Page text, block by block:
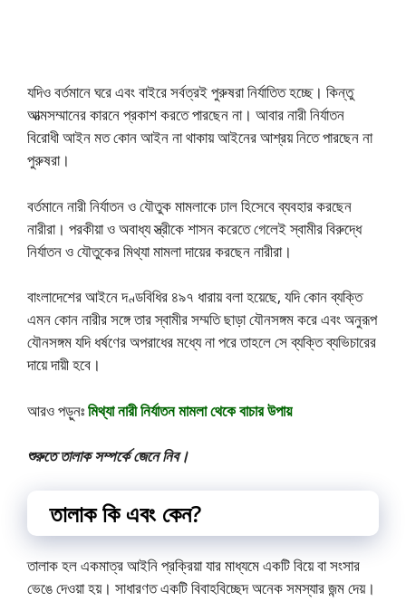
যদিও বর্তমানে ঘরে এবং বাইরে সর্বত্রই পুরুষরা নির্যাতিত হচ্ছে। কিন্তু
আত্মসম্মানের কারনে প্রকাশ করতে পারছেন না। আবার নারী নির্যাতন
বিরোধী আইন মত কোন আইন না থাকায় আইনের আশ্রয় নিতে পারছেন না
পুরুষরা।
বর্তমানে নারী নির্যাতন ও যৌতুক মামলাকে ঢাল হিসেবে ব্যবহার করছেন
নারীরা। পরকীয়া ও অবাধ্য স্ত্রীকে শাসন করেতে গেলেই স্বামীর বিরুদ্ধে
নির্যাতন ও যৌতুকের মিথ্যা মামলা দায়ের করছেন নারীরা।
বাংলাদেশের আইনে দণ্ডবিধির ৪৯৭ ধারায় বলা হয়েছে, যদি কোন ব্যক্তি
এমন কোন নারীর সঙ্গে তার স্বামীর সম্মতি ছাড়া যৌনসঙ্গম করে এবং অনুরূপ
যৌনসঙ্গম যদি ধর্ষণের অপরাধের মধ্যে না পরে তাহলে সে ব্যক্তি ব্যভিচারের
দায়ে দায়ী হবে।
আরও পড়ুনঃমিথ্যা নারী নির্যাতন মামলা থেকে বাচার উপায়
শুরুতে তালাক সম্পর্কে জেনে নিব।
তালাক কি এবং কেন?
তালাক হল একমাত্র আইনি প্রক্রিয়া যার মাধ্যমে একটি বিয়ে বা সংসার
ভেঙে দেওয়া হয়। সাধারণত একটি বিবাহবিচ্ছেদ অনেক সমস্যার জন্ম দেয়।